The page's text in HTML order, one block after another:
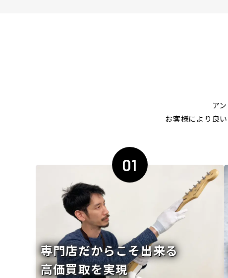
ア
お客様により良
01
専門店だからこそ出来る
高価買取を実現